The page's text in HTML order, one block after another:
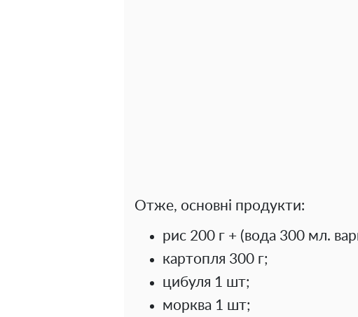
Отже, основні продукти:
рис 200 г + (вода 300 мл.
картопля 300 г;
цибуля 1 шт;
морква 1 шт;